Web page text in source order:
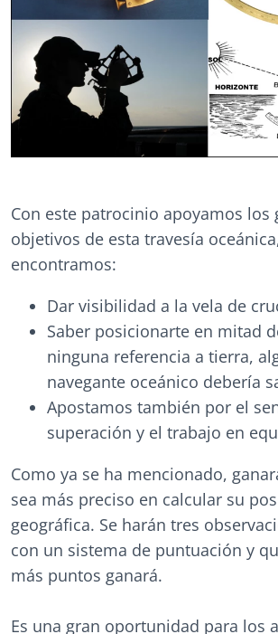
Con este patrocinio apoyamos los
objetivos de esta travesía
encontramos:
Dar visibilidad a la vela de
Saber posicionarte en mitad
ninguna referencia a tierra,
navegante oceánico debería
Apostamos también por el
superación y el trabajo en
Como ya se ha mencionado,
sea más preciso en calcular su
geográfica. Se harán tres
con un sistema de puntuación y
más puntos ganará.
Es una gran oportunidad para los